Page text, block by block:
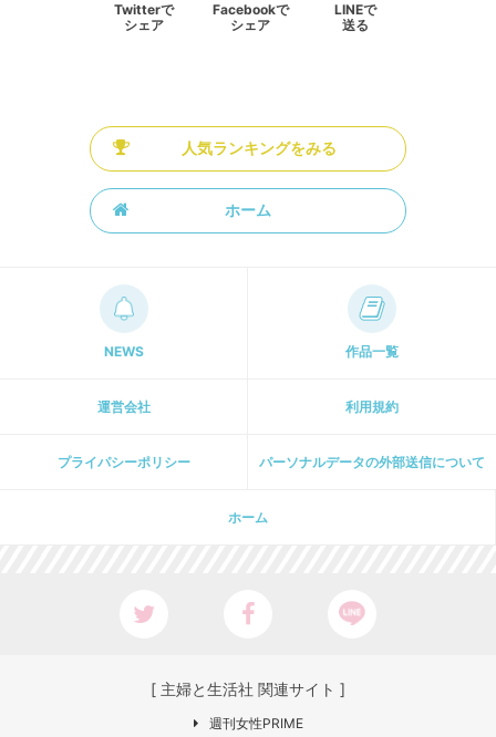
Twitterで
シェア
Facebookで
シェア
LINEで
送る
人気ランキングをみる
ホーム
NEWS 作品一覧
運営会社 利用規約
プライパシーポリシー パーソナルデータの外部送信について
ホーム
[ 主婦と生活社 関連サイト ]
週刊女性PRIME